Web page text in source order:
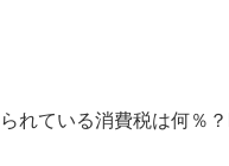
れている消費税は何％